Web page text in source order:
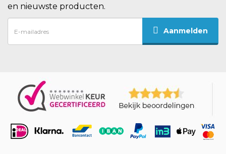
en nieuwste producten.
Aanmelden